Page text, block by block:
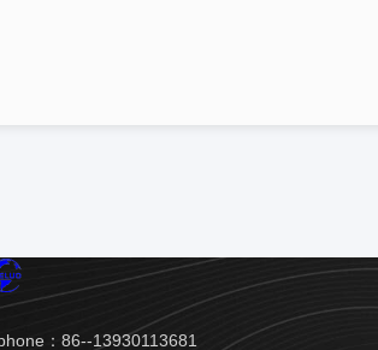
：86--13930113681